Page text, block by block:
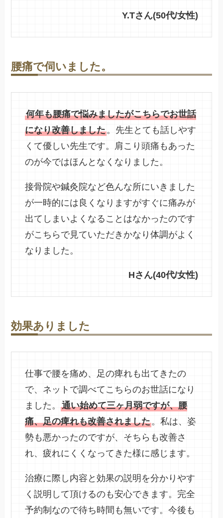
Y.Tさん(50代/女性)
腰痛で伺いました。
何年も腰痛で悩みましたがこちらでお世話
になり改善しました。先生とても話しやす
くて優しい先生です。肩こり頭痛もあった
のが今ではほんとなくなりました。
接骨院や鍼灸院など色んな所にいきました
が一時的には良くなりますがすぐに痛みが
出てしまいよくなることはなかったのです
がこちらで見ていただきかなり体調がよく
なりました。
Hさん(40代/女性)
効果ありました
仕事で腰を痛め、足の痺れも出てきたの
で、ネットで調べてこちらのお世話になり
ました。通い始めて三ヶ月弱ですが、腰
痛、足の痺れも改善されました。私は、姿
勢も悪かったのですが、そちらも改善さ
れ、疲れにくくなってきた様に感じます。
治療に際し内容と効果の説明を分かりやす
く説明して頂けるのも安心できます。完全
予約制なので待ち時間も無いです。今後も